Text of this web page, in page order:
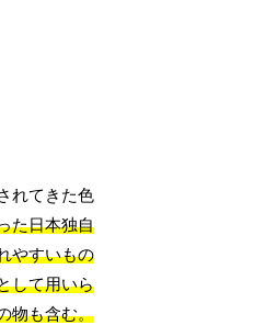
れてきた色
た日本独自
やすいもの
して用いら
物も含む。